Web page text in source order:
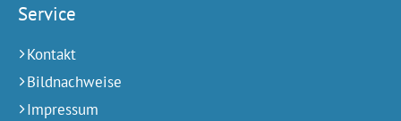
Service
Kontakt
Bildnachweise
Impressum